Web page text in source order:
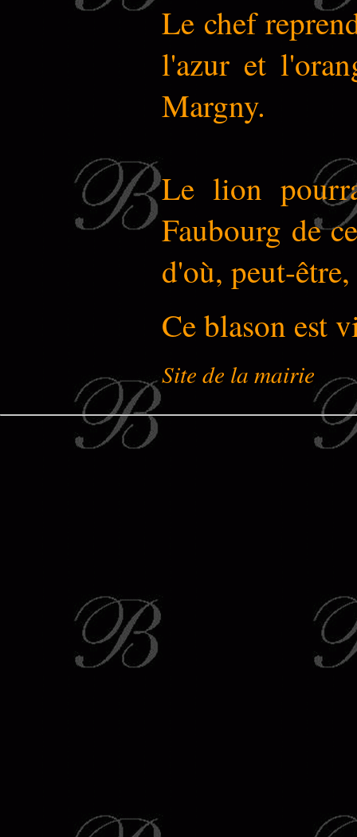
Le chef
l'azur et
Margny.
Le lion
Faubourg de
d'où, peut-
Ce blason est
Site de la mairie